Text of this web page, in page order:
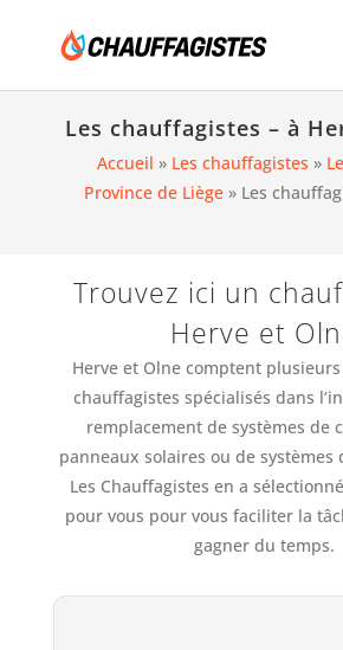
Les chauffagistes – à
Accueil » Les chauffagistes »
Province de Liège » Les
Trouvez ici un
Herve et
Herve et Olne comptent
chauffagistes spécialisés dans
remplacement de systèmes de
panneaux solaires ou de systèmes
Les Chauffagistes en a
pour vous pour vous faciliter la
gagner du temps.